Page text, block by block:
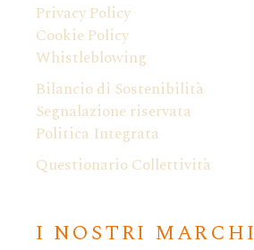
Privacy Policy
Cookie Policy
Whistleblowing
Bilancio di Sostenibilità
Segnalazione riservata
Politica Integrata
Questionario Collettività
I NOSTRI MARCHI